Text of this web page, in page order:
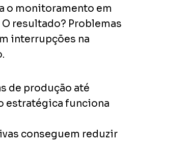
o monitoramento em
resultado? Problemas
interrupções na
de produção até
estratégica funciona
conseguem reduzir